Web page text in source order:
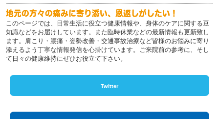
地元の方々の痛みに寄り添い、恩返しがしたい！
このページでは、日常生活に役立つ健康情報や、身体のケアに関する豆
知識などをお届けしています。また臨時休業などの最新情報も更新致し
ます。肩こり・腰痛・姿勢改善・交通事故治療など皆様のお悩みに寄り
添えるよう丁寧な情報発信を心掛けています。ご来院前の参考に、そし
て日々の健康維持にぜひお役立て下さい。
Twitter